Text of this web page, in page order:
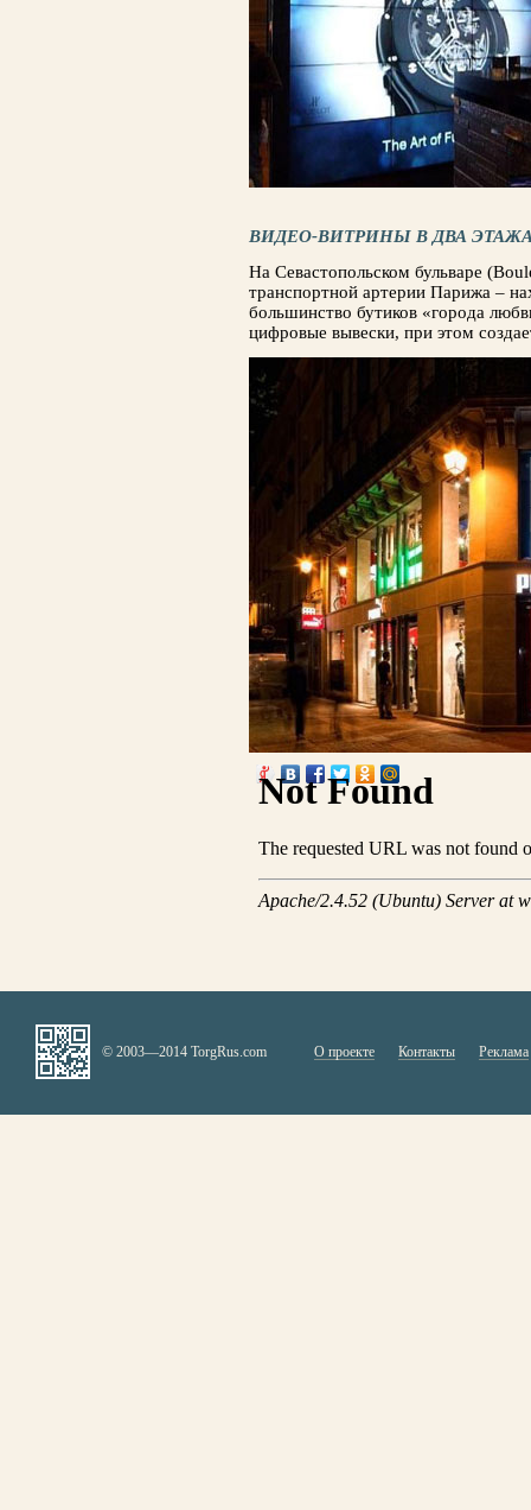
ВИДЕО-ВИТРИНЫ В ДВА ЭТАЖА
На Севастопольском бульваре
транспортной артерии Парижа –
большинство бутиков «города
цифровые вывески, при этом
© 2003—2014 TorgRus.com О проекте Контакты Реклама